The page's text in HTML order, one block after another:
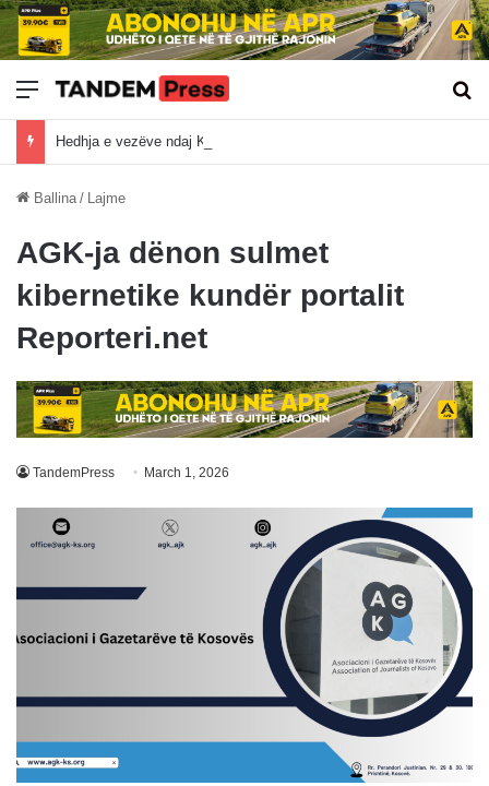
Meny
Hedhja e vezëve ndaj Kurtit, lajm edhe në mediat botërore
Ballina / Lajme
AGK-ja dënon sulmet
kibernetike kundër portalit
Reporteri.net
TandemPress March 1, 2026